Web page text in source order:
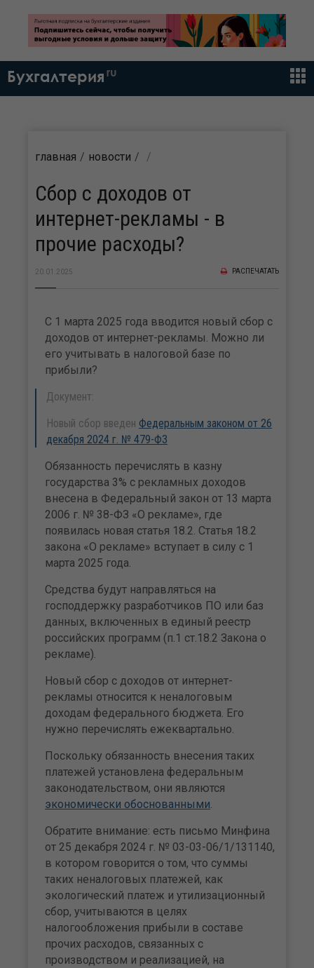
Бухгалтерия ru
главная новости
Сбор с доходов от
интернет-рекламы - в
прочие расходы?
20.01.2025 РАСПЕЧАТАТЬ
С 1 марта 2025 года вводится новый сбор с
доходов от интернет-рекламы. Можно ли
его учитывать в налоговой базе по
прибыли?
Документ:
Новый сбор введен Федеральным законом от 26
декабря 2024 г. № 479-ФЗ
Обязанность перечислять в казну
государства 3% с рекламных доходов
внесена в Федеральный закон от 13 марта
2006 г. № 38-ФЗ «О рекламе», где
появилась новая статья 18.2. Статья 18.2
закона «О рекламе» вступает в силу с 1
марта 2025 года.
Средства будут направляться на
господдержку разработчиков ПО или баз
данных, включенных в единый реестр
российских программ (п.1 ст.18.2 Закона о
рекламе).
Новый сбор с доходов от интернет-
рекламы относится к неналоговым
доходам федерального бюджета. Его
нужно перечислять ежеквартально.
Поскольку обязанность внесения таких
платежей установлена федеральным
законодательством, они являются
экономически обоснованными.
Обратите внимание: есть письмо Минфина
от 25 декабря 2024 г. № 03-03-06/1/131140,
в котором говорится о том, что суммы
таких неналоговых платежей, как
экологический платеж и утилизационный
сбор, учитываются в целях
налогообложения прибыли в составе
прочих расходов, связанных с
производством и реализацией, на